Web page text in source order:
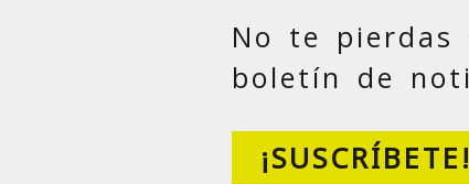
No te pierdas
boletín de
¡SUSCRÍBETE!